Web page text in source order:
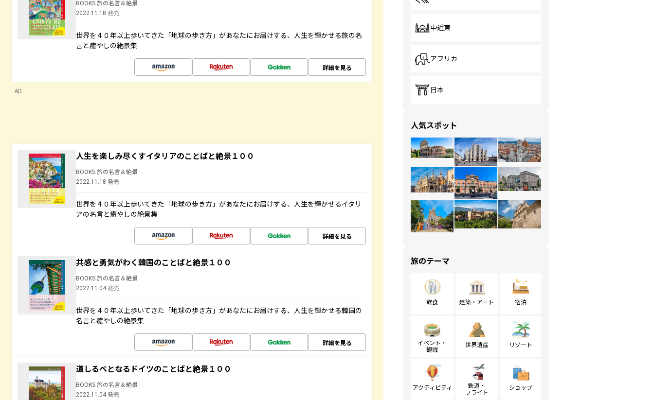
BOOKS 旅の名言＆絶景
2022.11.18 発売
世界を４０年以上歩いてきた「地球の歩き方」があなたにお届けする、人生を輝かせる旅の名
言と癒やしの絶景集
詳細を見る
AD
人生を楽しみ尽くすイタリアのことばと絶景１００
BOOKS 旅の名言＆絶景
2022.11.18 発売
世界を４０年以上歩いてきた「地球の歩き方」があなたにお届けする、人生を輝かせるイタリ
アの名言と癒やしの絶景集
詳細を見る
共感と勇気がわく韓国のことばと絶景１００
BOOKS 旅の名言＆絶景
2022.11.04 発売
世界を４０年以上歩いてきた「地球の歩き方」があなたにお届けする、人生を輝かせる韓国の
名言と癒やしの絶景集
詳細を見る
道しるべとなるドイツのことばと絶景１００
BOOKS 旅の名言＆絶景
2022.11.04 発売
中近東
アフリカ
日本
人気スポット
旅のテーマ
飲食 建築・アート 宿泊
イベント・
観戦
世界遺産 リゾート
アクティビティ
鉄道・
フライト
ショップ